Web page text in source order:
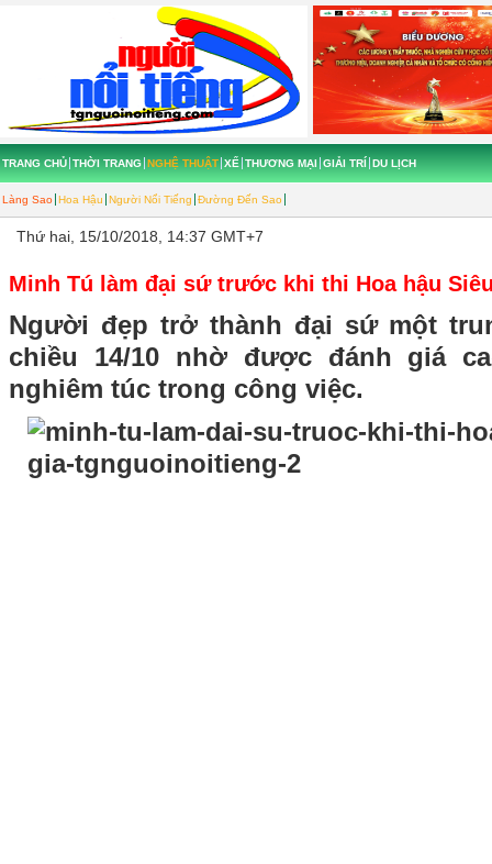
TRANG CHỦ THỜI TRANG NGHỆ THUẬT
Làng Sao Hoa Hậu Người Nổi Tiếng Đường Đến Sao
XẾ THƯƠNG MẠI GIẢI TRÍ DU LỊCH
Thứ hai, 15/10/2018, 14:37 GMT+7
Minh Tú làm đại sứ trước khi thi Hoa hậu
Người đẹp trở thành đại sứ một
chiều 14/10 nhờ được đánh giá
nghiêm túc trong công việc.